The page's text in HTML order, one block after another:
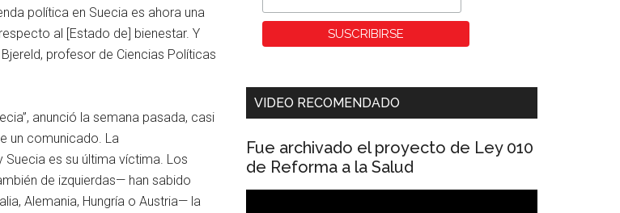
política en Suecia es ahora una
al [Estado de] bienestar. Y
profesor de Ciencias Políticas
anunció la semana pasada, casi
un comunicado. La
es su última víctima. Los
de izquierdas— han sabido
Alemania, Hungría o Austria— la
VIDEO RECOMENDADO
Fue archivado el proyecto de Ley 010
de Reforma a la Salud